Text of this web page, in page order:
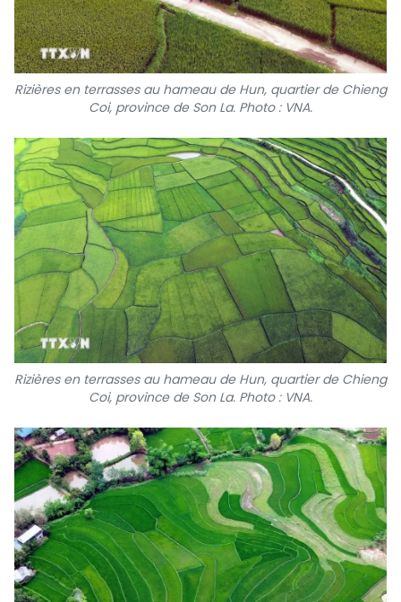
Rizières en terrasses au hameau de Hun, quartier de Chieng
Coi, province de Son La. Photo : VNA.
Rizières en terrasses au hameau de Hun, quartier de Chieng
Coi, province de Son La. Photo : VNA.